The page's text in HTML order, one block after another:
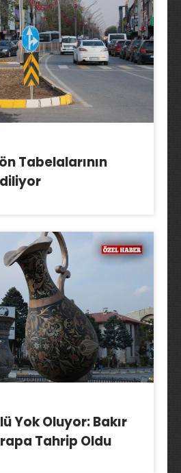
Tabelalarının
Yok Oluyor: Bakır
Tahrip Oldu